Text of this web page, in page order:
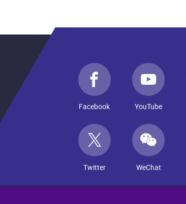
Facebook YouTube
Twitter WeChat